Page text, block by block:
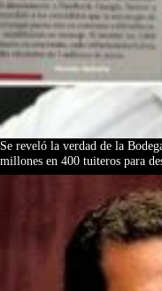
Se reveló la verdad de la
millones en 400 tuiteros para